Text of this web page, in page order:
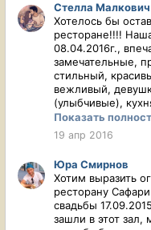
столу, выполняли
внимательны к
вам, дорогой
сервис, вы
Стелла Малкович
Хотелось бы
ресторане!!!!
08.04.2016г.,
замечательные,
стильный,
вежливый,
(улыбчивые),
праздник прошел
Ксения, нам сразу
доверие, видно
Спасибо вам
ещё заглянем на
Показать
19 апр 2016
Юра Смирнов
Хотим выразить
ресторану
свадьбы
зашли в этот